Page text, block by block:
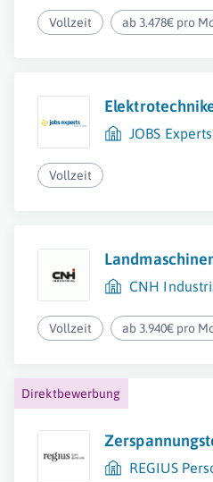
Vollzeit ab 3.478€ pro
JOBS
Vollzeit
CNH
Vollzeit ab 3.940€ pro
Direktbewerbung
REGIUS